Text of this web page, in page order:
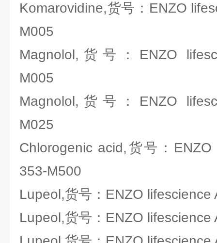
Komarovidine,货号：ENZO
M005
Magnolol,货号：ENZO
M005
Magnolol,货号：ENZO
M025
Chlorogenic acid,货号：ENZO
353-M500
Lupeol,货号：ENZO
Lupeol,货号：ENZO lifescience